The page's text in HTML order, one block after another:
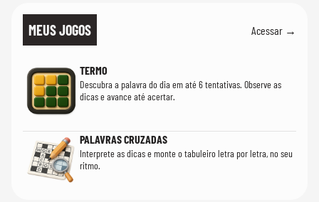
MEUS JOGOS Acessar →
TERMO
Descubra a palavra do dia em até 6 tentativas. Observe as
dicas e avance até acertar.
PALAVRAS CRUZADAS
Interprete as dicas e monte o tabuleiro letra por letra, no seu
ritmo.